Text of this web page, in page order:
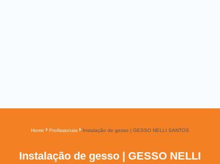
Home Profissionais Instalação de gesso | GESSO NELLI SANTOS
Instalação de gesso | GESSO NELLI